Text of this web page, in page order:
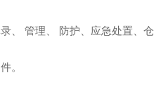
、 管理、 防护、应急处置、
。